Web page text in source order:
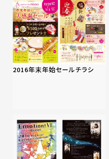
2016年末年始セールチラシ